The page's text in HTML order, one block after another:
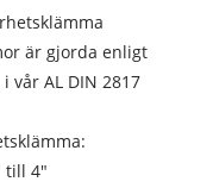
är gjorda enligt
vår AL DIN 2817
till 4"